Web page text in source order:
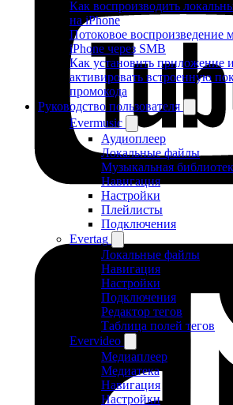
Как воспроизводить
на iPhone
Потоковое
iPhone через SMB
Как установить приложение
активировать встроенную
промокода
Руководство пользователя
Evermusic
Аудиоплеер
Локальные файлы
Музыкальная
Навигация
Настройки
Плейлисты
Подключения
Evertag
Локальные файлы
Навигация
Настройки
Подключения
Редактор тегов
Таблица полей тегов
Evervideo
Медиаплеер
Медиатека
Навигация
Настройки